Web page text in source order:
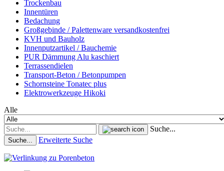
Trockenbau
Innentüren
Bedachung
Großgebinde / Palettenware versandkostenfrei
KVH und Bauholz
Innenputzartikel / Bauchemie
PUR Dämmung Alu kaschiert
Terrassendielen
Transport-Beton / Betonpumpen
Schornsteine Tonatec plus
Elektrowerkzeuge Hikoki
Alle
Suche...
Suche... Erweiterte Suche